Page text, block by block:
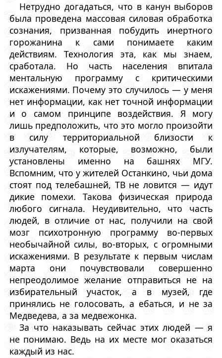
Нетрудно догадаться, что в канун выборов
была проведена массовая силовая обработка
сознания, призванная побудить инертного
горожанина к сами понимаете каким
действиям. Технология эта, как мы знаем,
сработала. Но часть населения впитала
ментальную программу с критическими
искажениями. Почему это случилось — у меня
нет информации, как нет точной информации
и о самом принципе воздействия. Я могу
лишь предположить, что это могло произойти
в силу территориальной близости к
излучателям, которые, возможно, были
установлены именно на башнях МГУ.
Вспомним, что у жителей Останкино, чьи дома
стоят под телебашней, ТВ не ловится — идут
дикие помехи. Такова физическая природа
любого сигнала. Неудивительно, что часть
людей, в отличие от нас, получили на свой
мозг психотронную программу во-первых
необычайной силы, во-вторых, с огромными
искажениями. В результате к первым числам
марта они почувствовали совершенно
непреодолимое желание отправиться не на
избирательный участок, а в музей, где
принялись не голосовать, а ебаться, и не за
Медведева, а за медвежонка.
За что наказывать сейчас этих людей — я
не понимаю. Ведь на их месте мог оказаться
каждый из нас.